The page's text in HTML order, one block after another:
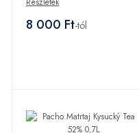
8 000 Ft-tól